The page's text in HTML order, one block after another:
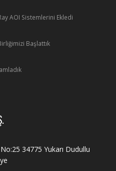
AOI Sistemlerini Ekledi
Başlattık
34775 Yukarı Dudullu